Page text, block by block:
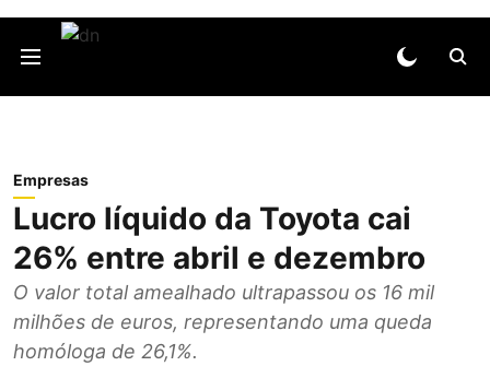
Empresas
Lucro líquido da Toyota cai
26% entre abril e dezembro
O valor total amealhado ultrapassou os 16 mil
milhões de euros, representando uma queda
homóloga de 26,1%.